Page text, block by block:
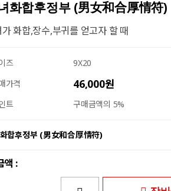
화합후정부 (男女和合厚情符)
화합,장수,부귀를 얻고자 할 때
즈
9X20
가격
46,000원
트 구매금액의 5%
합후정부 (男女和合厚情符)
액 :